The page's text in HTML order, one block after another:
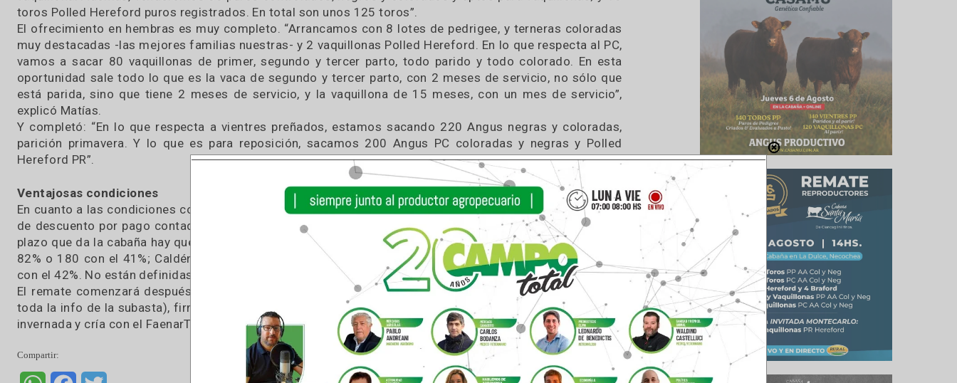
Mondino.
“Siempre lo contamos, lo que salimos a vender en este remate, es lo mismo que usamos en este campo.
Son animales que hacemos para nosotros mismos y para los clientes. Entonces estamos convencidos de
que el producto funciona”, indicó.
En cuanto a la oferta compuesta por 650 reproductores, Matías describió: “En lo que son toros, vamos a
estar vendiendo 29 toros de pedrigee entre negros, colorados y Polled Hereford, incluso varios aptos para
vaquillona. Además, venderemos 80 puros controlados, negros y colorados y aptos para vaquillonas; y 15
toros Polled Hereford puros registrados. En total son unos 125 toros”.
El ofrecimiento en hembras es muy completo. “Arrancamos con 8 lotes de pedrigee, y terneras coloradas
muy destacadas -las mejores familias nuestras- y 2 vaquillonas Polled Hereford. En lo que respecta al PC,
vamos a sacar 80 vaquillonas de primer, segundo y tercer parto, todo parido y todo colorado. En esta
oportunidad sale todo lo que es la vaca de segundo y tercer parto, con 2 meses de servicio, no sólo que
está parida, sino que tiene 2 meses de servicio, y la vaquillona de 15 meses, con un mes de servicio”,
explicó Matías.
Y completó: “En lo que respecta a vientres preñados, estamos sacando 220 Angus negras y coloradas,
parición primavera. Y lo que es para reposición, sacamos 200 Angus PC coloradas y negras y Polled
Hereford PR”.
En cuanto a las condiciones comerciales, hay flete gratis para todo el país y por cualquier compra, un 25%
de descuento por pago contado; un 12% por pago a 30 días; 60 días libres o 180 días con el 35%. A ese